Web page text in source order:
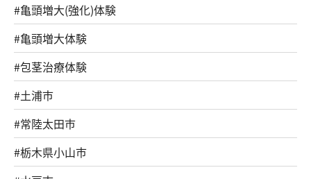
#亀頭増大(強化)体験
#亀頭増大体験
#包茎治療体験
#土浦市
#常陸太田市
#栃木県小山市